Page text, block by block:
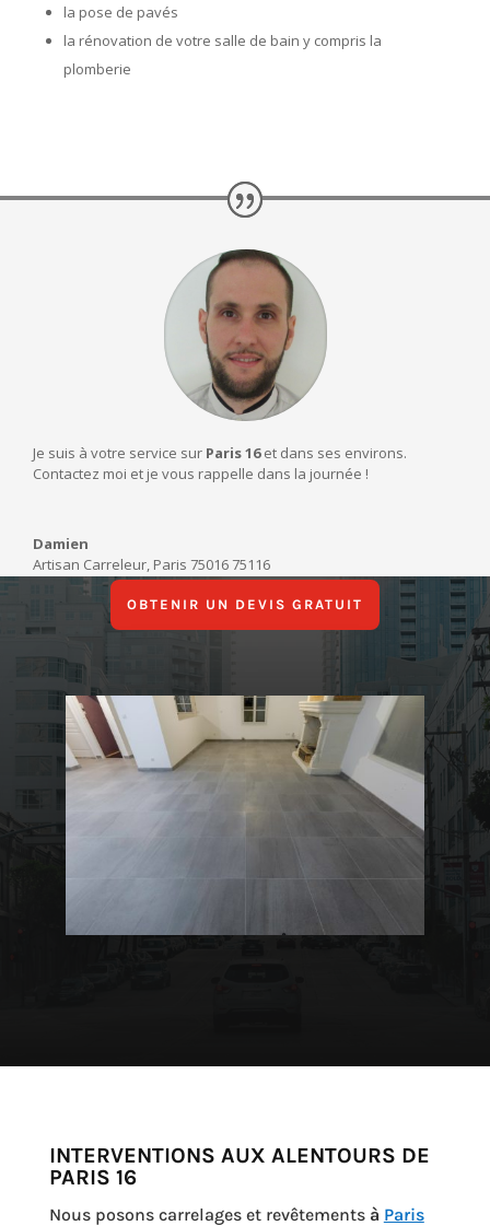
la pose de pavés
la rénovation de votre salle de bain y compris la
plomberie
Je suis à votre service sur Paris 16et dans ses environs.
Contactez moi et je vous rappelle dans la journée !
Damien
Artisan Carreleur, Paris 75016 75116
OBTENIR UN DEVIS GRATUIT
INTERVENTIONS AUX ALENTOURS DE
PARIS 16
Nous posons carrelages et revêtements à Paris